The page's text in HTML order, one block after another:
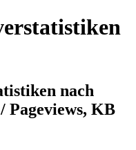
nach
Pageviews, KB